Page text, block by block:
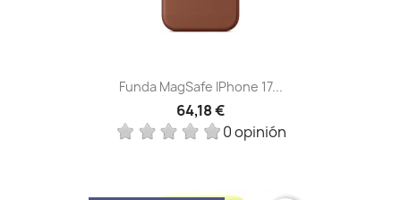
Funda MagSafe IPhone 17...
64,18 €
0 opinión